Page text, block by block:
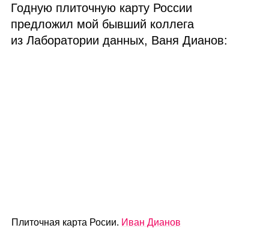
Годную плиточную карту России
предложил мой бывший коллега
из Лаборатории данных, Ваня Дианов:
Плиточная карта Росии. Иван Дианов